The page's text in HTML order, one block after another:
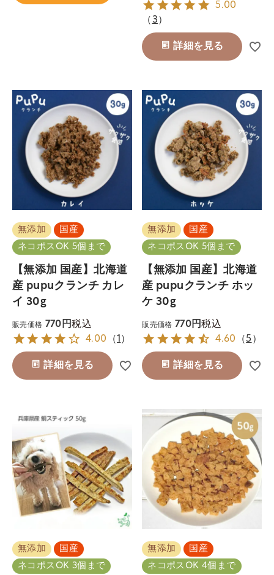
5.00
（ 3 ）
詳細を見る
無添加
国産
ネコポスOK 5個まで
【無添加 国産】北海道
産 pupuクランチ カレ
イ 30g
販売価格 770 税込
4.00 （1 ）
詳細を見る
無添加
国産
ネコポスOK 5個まで
【無添加 国産】北海道
産 pupuクランチ ホッ
ケ 30g
販売価格 770 税込
4.60 （5 ）
詳細を見る
無添加
国産
ネコポスOK 3個まで
無添加
国産
ネコポスOK 4個まで